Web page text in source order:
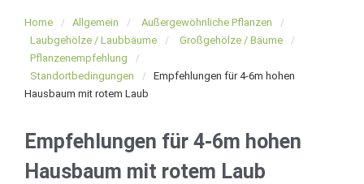
Home Allgemein
Außergewöhnliche Pflanzen
Laubgehölze / Laubbäume
Großgehölze / Bäume
Pflanzenempfehlung
Standortbedingungen
Empfehlungen für 4-6m hohen
Hausbaum mit rotem Laub
Empfehlungen für 4-6m hohen
Hausbaum mit rotem Laub